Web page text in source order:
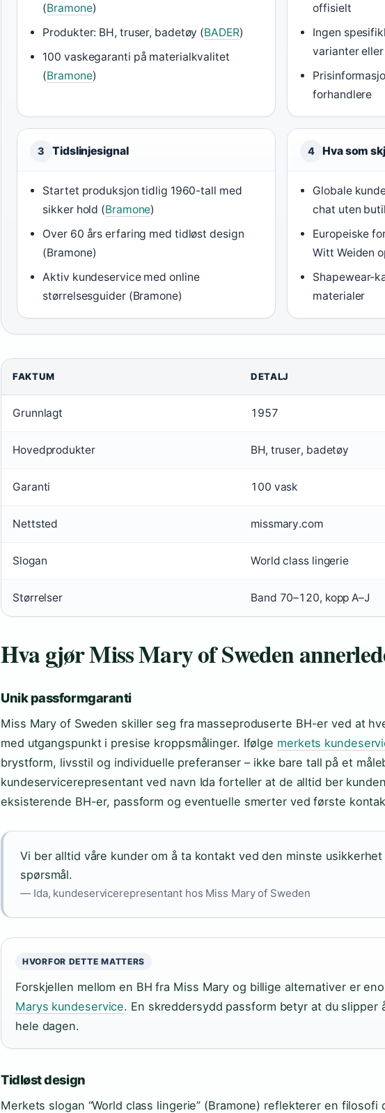
(Bramone)
Produkter: BH, truser, badetøy (BADER)
100 vaskegaranti på materialkvalitet
(Bramone)
offisielt
Ingen
varianter
forhandlere
3 Tidslinjesignal
Startet produksjon tidlig 1960-tall med
sikker hold (Bramone)
Over 60 års erfaring med tidløst design
(Bramone)
Aktiv kundeservice med online
størrelsesguider (Bramone)
4 Hva som
Globale
chat uten
Europeiske
Witt Weiden
Shapewear-
materialer
FAKTUM DETALJ
Grunnlagt 1957
Hovedprodukter BH, truser, badetøy
Garanti 100 vask
Nettsted missmary.com
Slogan World class lingerie
Størrelser Band 70–120, kopp A–J
Hva gjør Miss Mary of Sweden
Unik passformgaranti
Miss Mary of Sweden skiller seg fra masseproduserte BH-er ved at
med utgangspunkt i presise kroppsmålinger. Ifølge merkets
brystform, livsstil og individuelle preferanser – ikke bare tall på et
kundeservicerepresentant ved navn Ida forteller at de alltid ber
eksisterende BH-er, passform og eventuelle smerter ved første
Vi ber alltid våre kunder om å ta kontakt ved den minste
spørsmål.
— Ida, kundeservicerepresentant hos Miss Mary of Sweden
HVORFOR DETTE MATTERS
Forskjellen mellom en BH fra Miss Mary og billige alternativer er
Marys kundeservice. En skreddersydd passform betyr at du slipper
hele dagen.
Tidløst design
Merkets slogan “World class lingerie” (Bramone) reflekterer en filosofi